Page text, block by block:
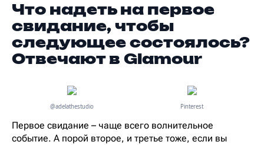
Что надеть на первое
свидание, чтобы
следующее состоялось?
Отвечают в Glamour
@adelathestudio Pinterest
Первое свидание – чаще всего волнительное
событие. А порой второе, и третье тоже, если вы